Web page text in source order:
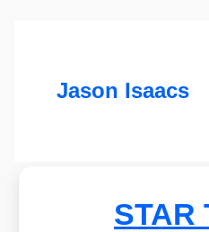
Jason Isaacs
STAR